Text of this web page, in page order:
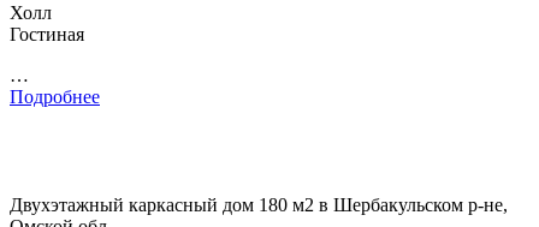
Холл
Гостиная
…
Подробнее
Двухэтажный каркасный дом 180 м2 в Шербакульском р-не,